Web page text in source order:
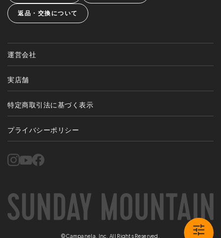
返品・交換について
運営会社
実店舗
特定商取引法に基づく表示
プライバシーポリシー
©Campanela, Inc. All Rights Reserved.